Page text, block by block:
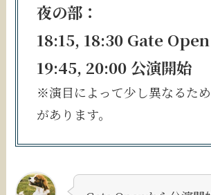
夜の部：
18:15, 18:30 Gate Open
19:45, 20:00 公演開始
※演目によって少し異なるた
があります。